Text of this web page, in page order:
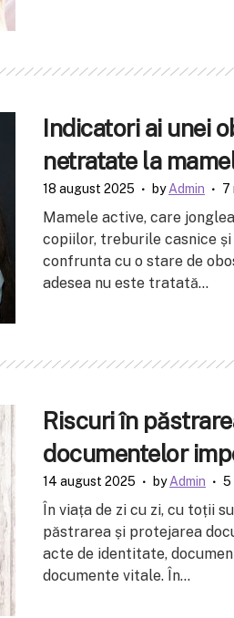
Indicatori ai unei
netratate la
18 august 2025 byAdmin 7
Mamele active, care
copiilor, treburile casnice
confrunta cu o stare de
adesea nu este tratată...
Riscuri în
documentelor
14 august 2025 byAdmin 5
În viața de zi cu zi, cu toții
păstrarea și protejarea
acte de identitate,
documente vitale. În...